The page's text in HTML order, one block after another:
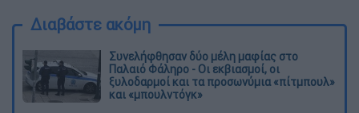
Διαβάστε ακόμη
Συνελήφθησαν δύο μέλη μαφίας στο
Παλαιό Φάληρο - Οι εκβιασμοί, οι
ξυλοδαρμοί και τα προσωνύμια «πίτμπουλ»
και «μπουλντόγκ»